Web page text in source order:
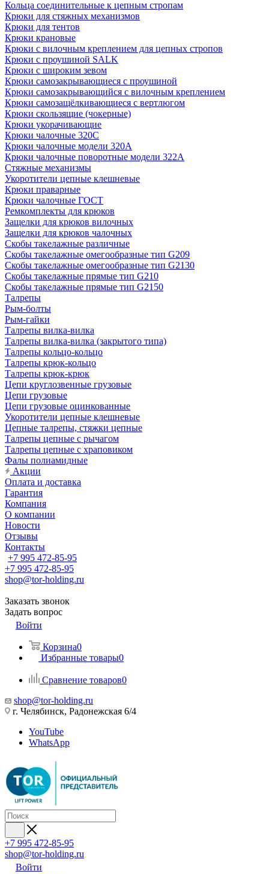
Кольца соединительные к цепным стропам
Крюки для стяжных механизмов
Крюки для тентов
Крюки крановые
Крюки с вилочным креплением для цепных стропов
Крюки с проушиной SALK
Крюки с широким зевом
Крюки самозакрывающиеся с проушиной
Крюки самозакрывающийся с вилочным креплением
Крюки самозащёлкивающиеся с вертлюгом
Крюки скользящие (чокерные)
Крюки укорачивающие
Крюки чалочные 320C
Крюки чалочные модели 320А
Крюки чалочные поворотные модели 322А
Стяжные механизмы
Укоротители цепные клешневые
Крюки праварные
Крюки чалочные ГОСТ
Ремкомплекты для крюков
Защелки для крюков вилочных
Защелки для крюков чалочных
Скобы такелажные различные
Скобы такелажные омегообразные тип G209
Скобы такелажные омегообразные тип G2130
Скобы такелажные прямые тип G210
Скобы такелажные прямые тип G2150
Талрепы
Рым-болты
Рым-гайки
Талрепы вилка-вилка
Талрепы вилка-вилка (закрытого типа)
Талрепы кольцо-кольцо
Талрепы крюк-кольцо
Талрепы крюк-крюк
Цепи круглозвенные грузовые
Цепи грузовые
Цепи грузовые оцинкованные
Укоротители цепные клешневые
Цепные талрепы, стяжки цепные
Талрепы цепные с рычагом
Талрепы цепные с храповиком
Фалы полиамидные
Акции
Оплата и доставка
Гарантия
Компания
О компании
Новости
Отзывы
Контакты
+7 995 472-85-95
+7 995 472-85-95
shop@tor-holding.ru
Заказать звонок
Задать вопрос
Войти
Корзина0
Избранные товары0
Сравнение товаров0
shop@tor-holding.ru
г. Челябинск, Радонежская 6/4
YouTube
WhatsApp
+7 995 472-85-95
shop@tor-holding.ru
Войти